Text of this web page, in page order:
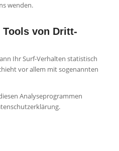
wenden.
Tools von Dritt­
Ihr Surf-Verhalten statistisch
vor allem mit sogenannten
Analyseprogrammen